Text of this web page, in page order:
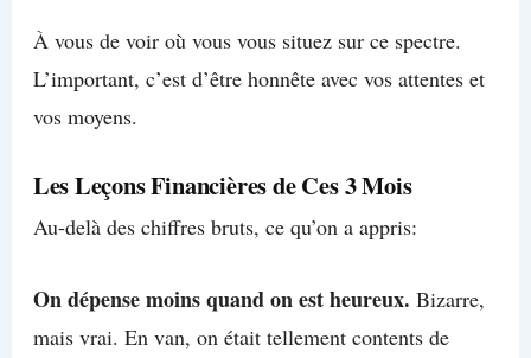
À vous de voir où vous vous situez sur ce spectre.
L’important, c’est d’être honnête avec vos attentes et
vos moyens.
Les Leçons Financières de Ces 3 Mois
Au-delà des chiffres bruts, ce qu’on a appris:
On dépense moins quand on est heureux. Bizarre,
mais vrai. En van, on était tellement contents de